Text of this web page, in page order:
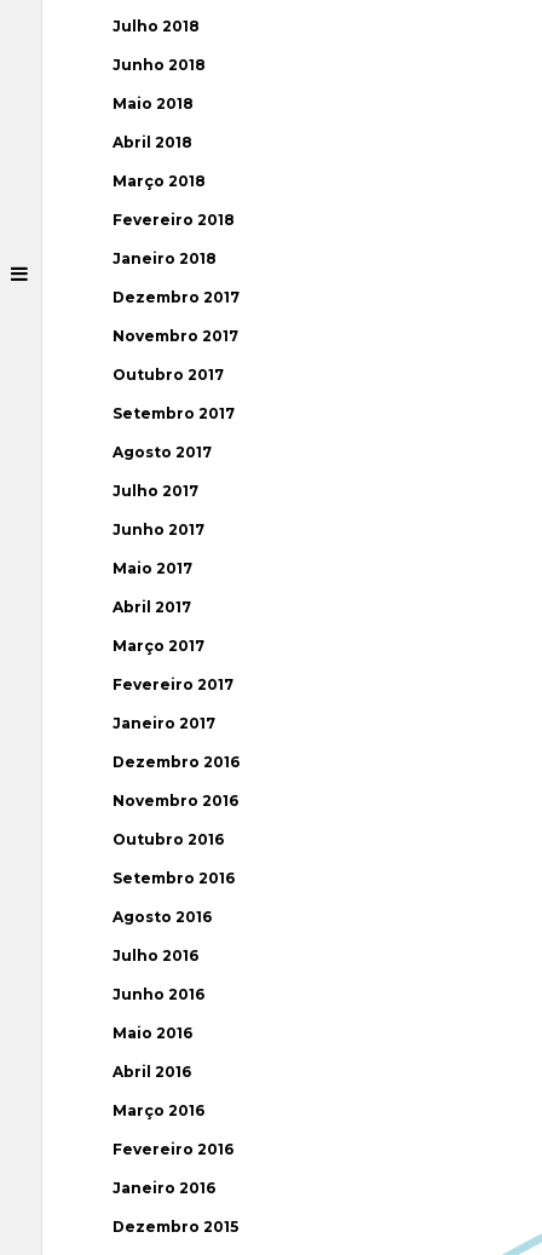
Julho 2018
Junho 2018
Maio 2018
Abril 2018
Março 2018
Fevereiro 2018
Janeiro 2018
Dezembro 2017
Novembro 2017
Outubro 2017
Setembro 2017
Agosto 2017
Julho 2017
Junho 2017
Maio 2017
Abril 2017
Março 2017
Fevereiro 2017
Janeiro 2017
Dezembro 2016
Novembro 2016
Outubro 2016
Setembro 2016
Agosto 2016
Julho 2016
Junho 2016
Maio 2016
Abril 2016
Março 2016
Fevereiro 2016
Janeiro 2016
Dezembro 2015